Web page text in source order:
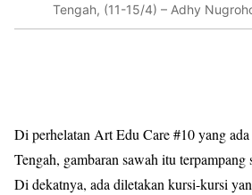
Tengah, (11-15/4) – Adhy
Di perhelatan Art Edu Care #10 yang
Tengah, gambaran sawah itu terpampang
Di dekatnya, ada diletakan kursi-kursi